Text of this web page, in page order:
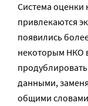
Система оценки
привлекаются
появились
некоторым НКО
данными,
общими